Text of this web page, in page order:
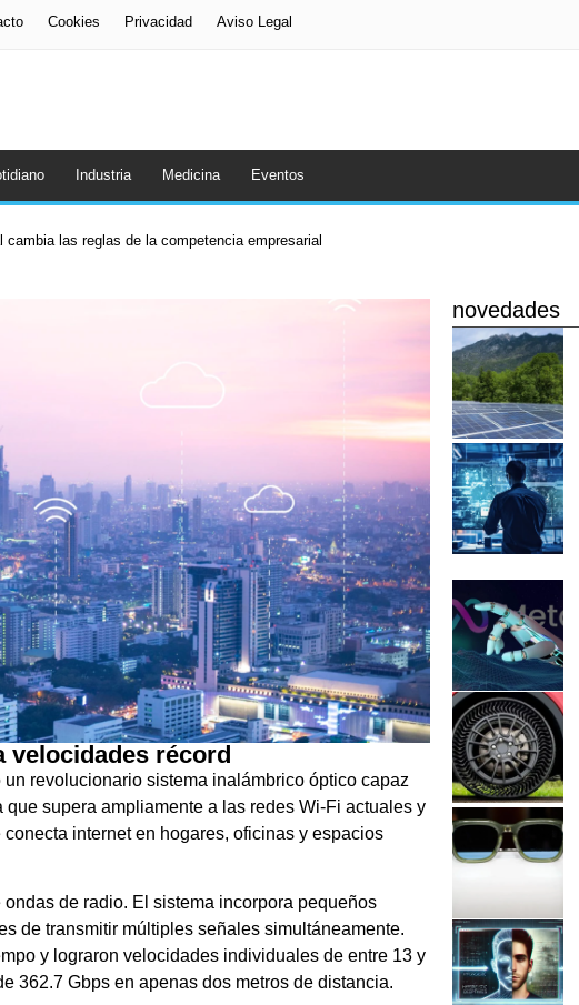
Cookies Privacidad Aviso Legal
Industria Medicina Eventos
las reglas de la competencia empresarial
velocidades récord
revolucionario sistema inalámbrico óptico capaz
supera ampliamente a las redes Wi-Fi actuales y
internet en hogares, oficinas y espacios
de radio. El sistema incorpora pequeños
de transmitir múltiples señales simultáneamente.
y lograron velocidades individuales de entre 13 y
362.7 Gbps en apenas dos metros de distancia.
novedades